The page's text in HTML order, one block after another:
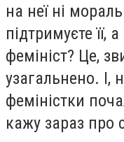
на неї ні
підтримуєте її,
фемініст? Це,
узагальнено. І,
феміністки
кажу зараз про